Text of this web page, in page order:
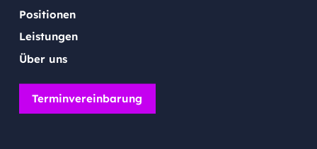
Positionen
Leistungen
Über uns
Terminvereinbarung